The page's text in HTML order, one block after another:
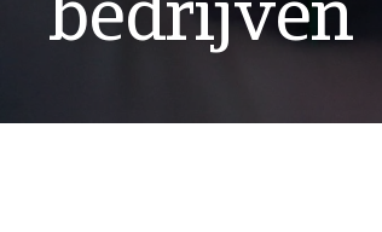
bedrijven